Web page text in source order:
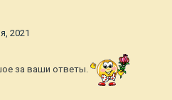
2021
за ваши ответы.